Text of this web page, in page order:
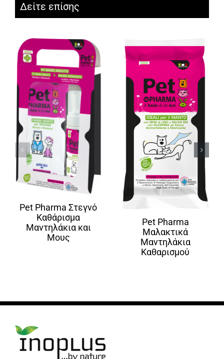
Δείτε επίσης
Pet Pharma Στεγνό
Καθάρισμα
Μαντηλάκια και
Μους
Pet Pharma
Μαλακτικά
Μαντηλάκια
Καθαρισμού